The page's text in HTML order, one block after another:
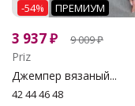
-54% ПРЕМИУМ
3 937₽ 9 009₽
Priz
Джемпер вязаный...
42 44 46 48